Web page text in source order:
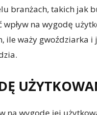
branżach, takich jak
na wygodę
ile waży gwoździarka